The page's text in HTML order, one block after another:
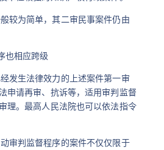
较为简单，其二审民事案件仍由
也相应跨级
发生法律效力的上述案件第一审
申请再审、抗诉等，适用审判监督
理。最高人民法院也可以依法指令
审判监督程序的案件不仅仅限于